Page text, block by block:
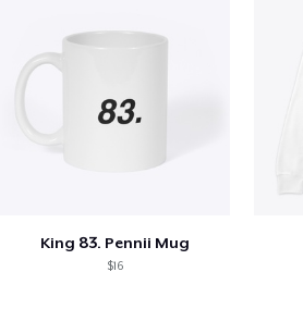
King 83. Pennii Mug
$16